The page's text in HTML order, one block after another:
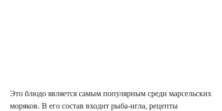
Это блюдо является самым популярным среди марсельских
моряков. В его состав входит рыба-игла, рецепты